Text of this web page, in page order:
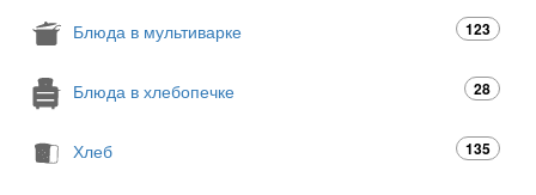
Блюда в мультиварке 123
Блюда в хлебопечке 28
Хлеб 135